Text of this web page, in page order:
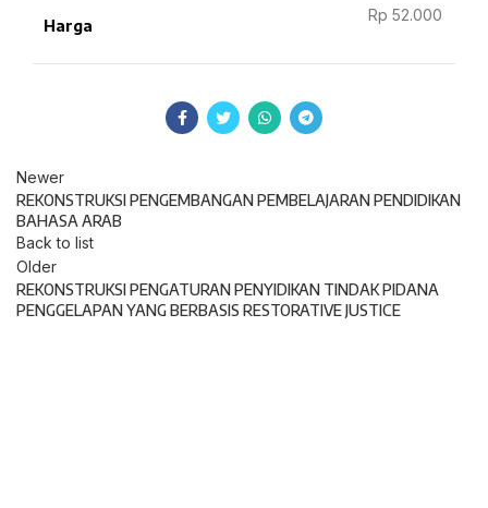
Harga
Rp 52.000
Newer
REKONSTRUKSI PENGEMBANGAN PEMBELAJARAN PENDIDIKAN
BAHASA ARAB
Back to list
Older
REKONSTRUKSI PENGATURAN PENYIDIKAN TINDAK PIDANA
PENGGELAPAN YANG BERBASIS RESTORATIVE JUSTICE